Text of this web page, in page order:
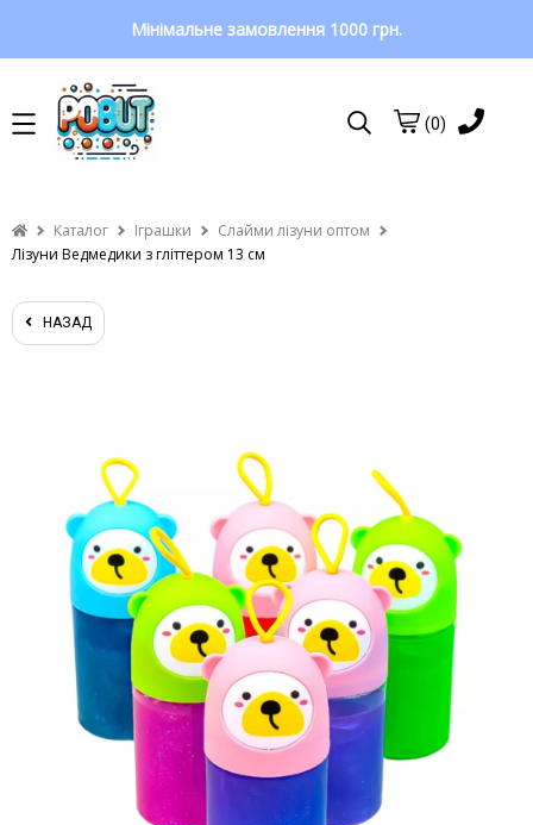
Мінімальне замовлення 1000 грн.
(0)
Каталог Іграшки
Слайми лізуни оптом
Лізуни Ведмедики з гліттером 13 см
НАЗАД